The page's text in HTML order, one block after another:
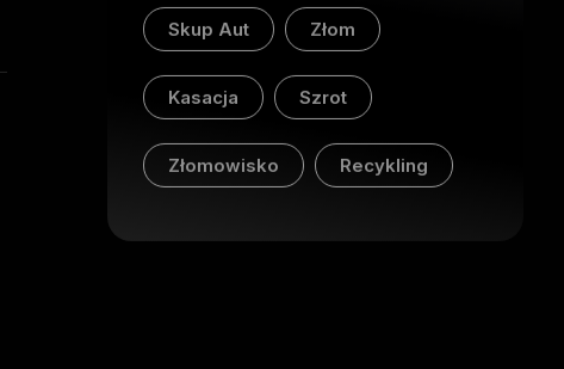
Skup Aut Złom
Kasacja Szrot
Złomowisko Recykling